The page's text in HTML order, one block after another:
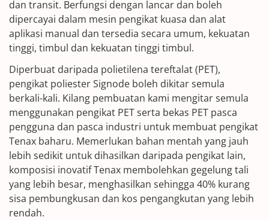
dan transit. Berfungsi dengan lancar dan boleh
dipercayai dalam mesin pengikat kuasa dan alat
aplikasi manual dan tersedia secara umum, kekuatan
tinggi, timbul dan kekuatan tinggi timbul.
Diperbuat daripada polietilena tereftalat (PET),
pengikat poliester Signode boleh dikitar semula
berkali-kali. Kilang pembuatan kami mengitar semula
menggunakan pengikat PET serta bekas PET pasca
pengguna dan pasca industri untuk membuat pengikat
Tenax baharu. Memerlukan bahan mentah yang jauh
lebih sedikit untuk dihasilkan daripada pengikat lain,
komposisi inovatif Tenax membolehkan gegelung tali
yang lebih besar, menghasilkan sehingga 40% kurang
sisa pembungkusan dan kos pengangkutan yang lebih
rendah.